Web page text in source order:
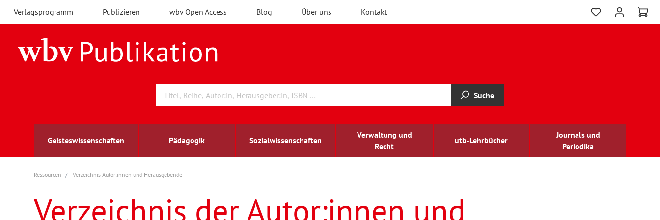
Verlagsprogramm Publizieren wbv Open Access Blog Über uns Kontakt
Suche
Geisteswissenschaften Pädagogik Sozialwissenschaften
Verwaltung und
Recht
utb-Lehrbücher
Journals und
Periodika
Archäologie
Berufs- und Wirtschaftspädagogik
Arbeitsmarktforschung
Außenwirtschaft
berufsbildung
Ressourcen Verzeichnis Autor:innen und Herausgebende
Verzeichnis der Autor:innen und